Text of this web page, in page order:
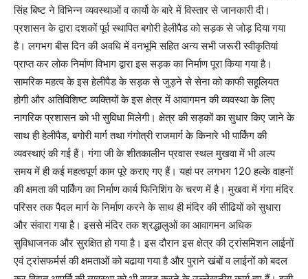
सिंह बिष्ट ने विभिन्न व्यवस्थाओं व कार्यो के बारे में विस्तार से जानकारी दी।
प्रशासन के द्वारा दशकों पूर्व स्थापित बगोरी हेलीपैड को सड़क से जोड़ दिया गया
है। लगभग बीस दिन की अवधि में वनभूमि सहित अन्य सभी जरूरी स्वीकृतियां
प्राप्त कर लोक निर्माण विभाग द्वारा इस सड़क का निर्माण पूरा किया गया है।
सामरिक महत्व के इस हेलीपैड के सड़क से जुड़ने से सेना को काफी सहूलियत
होगी और अतिविशिष्ट व्यक्तियों के इस क्षेत्र में आवागमन की व्यवस्था के लिए
नागरिक प्रशासन को भी सुविधा मिलेगी। क्षेत्र की सड़कों का सुधार किए जाने के
साथ ही हेलीपैड, बगोरी मार्ग तथा गंगोत्री राजमार्ग के किनारे भी पार्किंग की
व्यवस्थाएं की गई हैं। गंगा जी के शीतकालीन प्रवास स्थल मुखवा में भी अल्प
समय में ही कई महत्वपूर्ण काम पूरे कराए गए हैं। यहां पर लगभग 120 हल्के वाहनों
की क्षमता की पार्किंग का निर्माण कार्य फिनिशिंग के चरण में है। मुखवा में गंगा मंदिर
परिसर तक पैदल मार्ग के निर्माण करने के साथ ही मंदिर की सीढियों को सुधारा
और संवारा गया है। इससे मंदिर तक श्रद्धालुओं का आवागमन अधिक
सुविधाजनक और सुरक्षित हो गया है। इस दौरान इस क्षेत्र की ट्रांसमिशन लाईनों
एवं ट्रांसफर्मर्स की क्षमताओं को बढाया गया है और पुराने खंबों व लाईनों को बदल